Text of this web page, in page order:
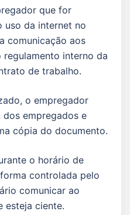
que for
uso da internet no
comunicação aos
interno da
de trabalho.
o empregador
empregados e
cópia do documento.
o horário de
controlada pelo
comunicar ao
esteja ciente.